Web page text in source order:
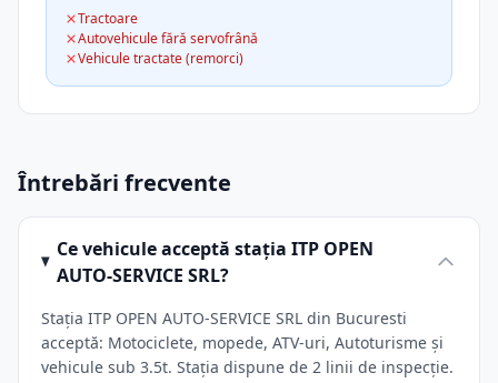
Tractoare
Autovehicule fără servofrână
Vehicule tractate (remorci)
Întrebări frecvente
Ce vehicule acceptă stația ITP OPEN
AUTO-SERVICE SRL?
Stația ITP OPEN AUTO-SERVICE SRL din Bucuresti
acceptă: Motociclete, mopede, ATV-uri, Autoturisme și
vehicule sub 3.5t. Stația dispune de 2 linii de inspecție.